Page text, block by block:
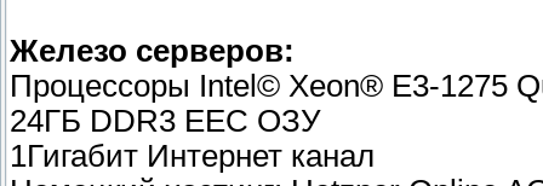
Железо серверов:
Процессоры Intel© Xeon® E3-1275
24ГБ DDR3 EEC ОЗУ
1Гигабит Интернет канал